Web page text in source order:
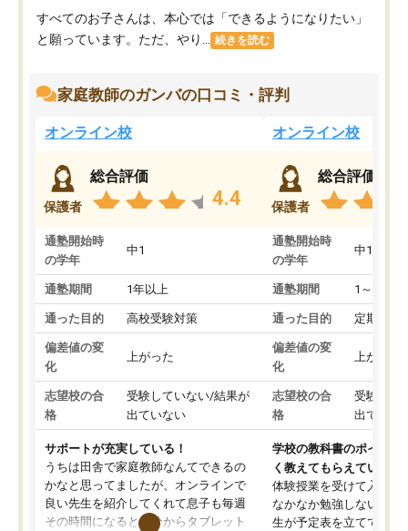
すべてのお子さんは、本心では「できるようになりたい」
と願っています。ただ、やり...
続きを読む
家庭教師のガンバの口コミ・評判
オンライン校
保護者
総合評価
4.4
通塾開始時
の学年
中1
通塾期間 1年以上
通った目的 高校受験対策
偏差値の変
化
上がった
志望校の合
格
受験していない/結果が
出ていない
サポートが充実している！
うちは田舎で家庭教師なんてできるの
かなと思ってましたが、オンラインで
良い先生を紹介してくれて息子も毎週
その時間になると自分からタブレット
オンライン校
保護者
総合評価
通塾開始時
の学年
中1
通塾期間 1～3ヵ月
通った目的 定期テス
偏差値の変
化
上がった
志望校の合
格
受験して
出ていな
学校の教科書のポイント
く教えてもらえている
体験授業を受けて入塾し
なかなか勉強しない息子
生が予定表を立ててくれ